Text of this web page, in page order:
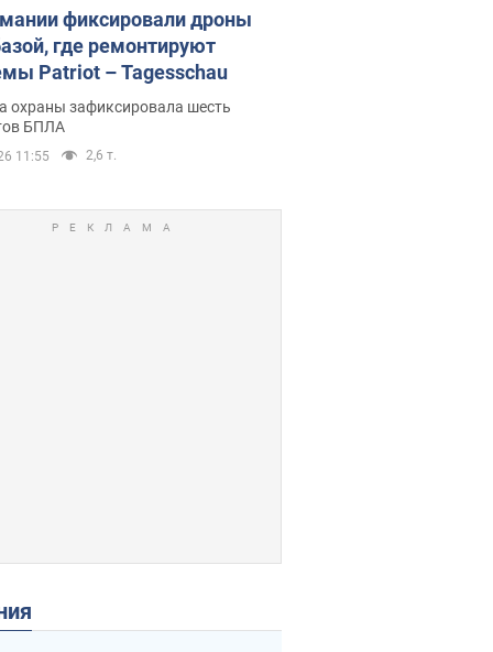
фиксировали дроны
где ремонтируют
Patriot – Tagesschau
охраны зафиксировала шесть
БПЛА
11:55 2,6 т.